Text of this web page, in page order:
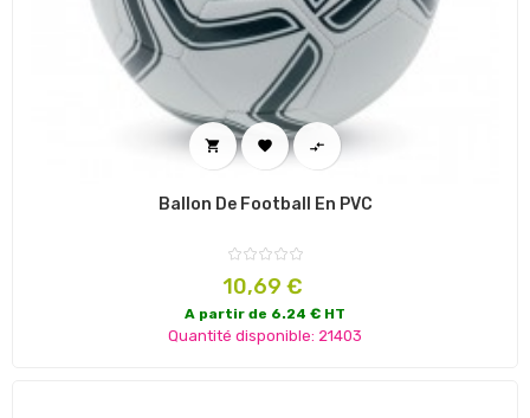
  
Ballon De Football En PVC
Prix
10,69 €
A partir de 6.24 € HT
Quantité disponible: 21403